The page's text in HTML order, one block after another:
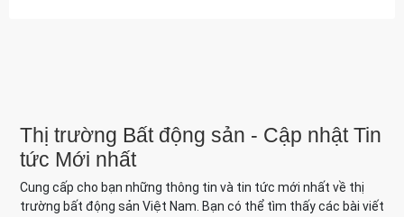
Thị trường Bất động sản - Cập nhật Tin
tức Mới nhất
Cung cấp cho bạn những thông tin và tin tức mới nhất về thị
trường bất động sản Việt Nam. Bạn có thể tìm thấy các bài viết